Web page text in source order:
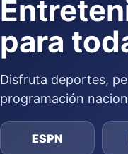
para
Disfruta deportes,
programación
ESPN